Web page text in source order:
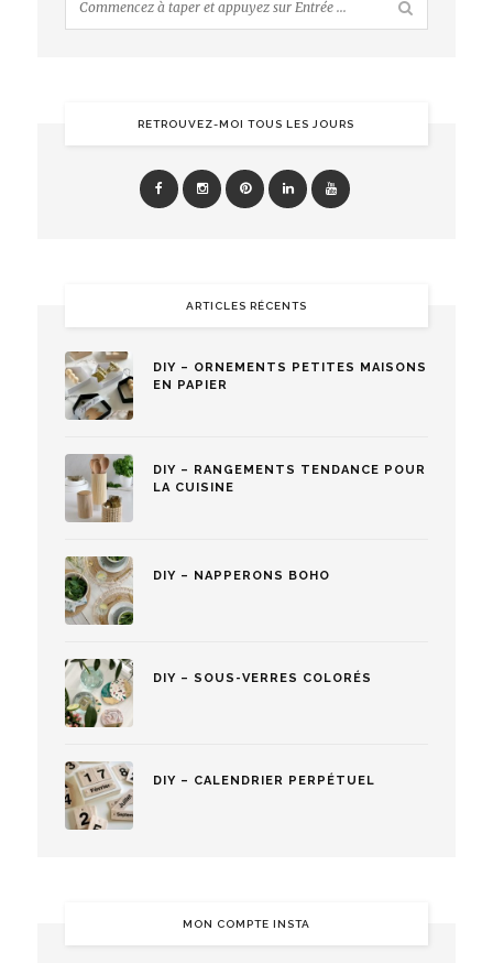
RETROUVEZ-MOI TOUS LES JOURS
ARTICLES RÉCENTS
DIY – ORNEMENTS PETITES MAISONS
EN PAPIER
DIY – RANGEMENTS TENDANCE POUR
LA CUISINE
DIY – NAPPERONS BOHO
DIY – SOUS-VERRES COLORÉS
DIY – CALENDRIER PERPÉTUEL
MON COMPTE INSTA